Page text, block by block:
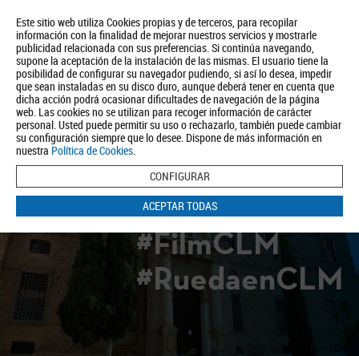
Este sitio web utiliza Cookies propias y de terceros, para recopilar
información con la finalidad de mejorar nuestros servicios y mostrarle
publicidad relacionada con sus preferencias. Si continúa navegando,
supone la aceptación de la instalación de las mismas. El usuario tiene la
posibilidad de configurar su navegador pudiendo, si así lo desea, impedir
que sean instaladas en su disco duro, aunque deberá tener en cuenta que
dicha acción podrá ocasionar dificultades de navegación de la página
web. Las cookies no se utilizan para recoger información de carácter
personal. Usted puede permitir su uso o rechazarlo, también puede cambiar
su configuración siempre que lo desee. Dispone de más información en
nuestra Política de Cookies.
CONFIGURAR
ACEPTAR TODAS
Quiénes somos Turismo Política de Privacidad Aviso Legal
Política de Cookies
BUSCAR
#FilmCLM
#RuedaenCLM